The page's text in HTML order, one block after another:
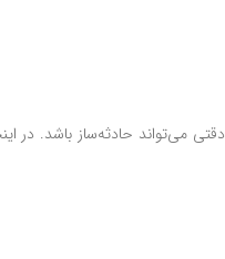
می‌تواند حادثه‌ساز باشد. در